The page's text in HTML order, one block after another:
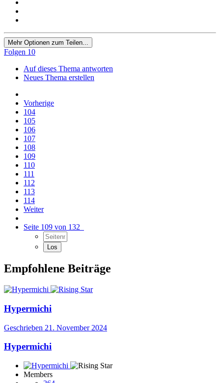
Mehr Optionen zum Teilen...
Folgen 10
Auf dieses Thema antworten
Neues Thema erstellen
Vorherige
104
105
106
107
108
109
110
111
112
113
114
Weiter
Seite 109 von 132
Empfohlene Beiträge
Hypermichi
Geschrieben 21. November 2024
Hypermichi
Members